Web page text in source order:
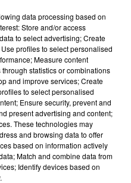
les raffineries, la
par les grèves. La
action notamment dans
cas côté carburant cette
totale ou partielle
pétrolières ont
utiliser les stocks de réserve
blocage des raffineries se
à la pompe en Ile-de-
se faire sentir
Cyrille Larrouy
data processing based on
Store and/or access
to select advertising; Create
profiles to select personalised
Measure content
statistics or combinations
and improve services; Create
to select personalised
Ensure security, prevent and
present advertising and content;
These technologies may
and browsing data to offer
based on information actively
Match and combine data from
Identify devices based on